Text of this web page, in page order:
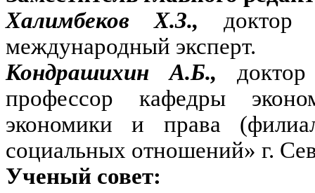
Халимбеков Х.З., доктор
международный эксперт.
Кондрашихин А.Б.,
профессор кафедры
экономики и права
социальных отношений» г.
Ученый совет: